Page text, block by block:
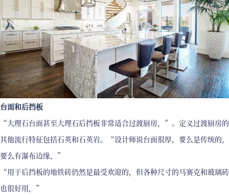
台面和后挡板
“大理石台面甚至大理石后挡板非常适合过渡厨房，”。定义过渡厨房的
其他流行特征包括石英和石英岩。“设计师说台面很厚，要么是传统的，
要么有瀑布边缘，”
“用于后挡板的地铁砖仍然是最受欢迎的，但各种尺寸的马赛克和玻璃砖
也很好用，”